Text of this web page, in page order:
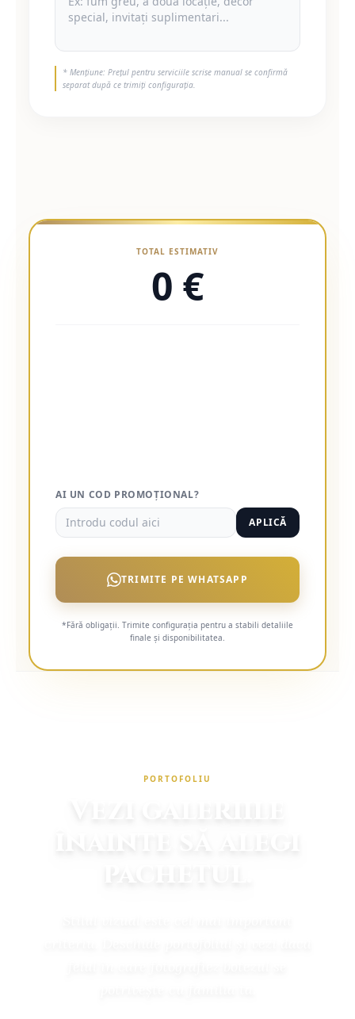
* Mențiune: Prețul pentru serviciile scrise manual se confirmă
separat după ce trimiți configurația.
TOTAL ESTIMATIV
0 €
AI UN COD PROMOȚIONAL?
APLICĂ
TRIMITE PE WHATSAPP
*Fără obligații. Trimite configurația pentru a stabili detaliile
finale și disponibilitatea.
PORTOFOLIU